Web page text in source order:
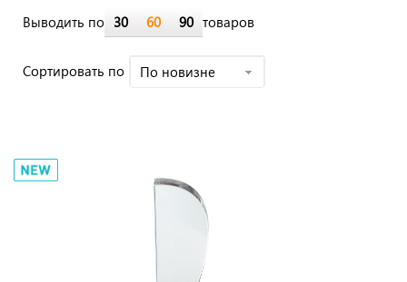
Выводить по 30 60 90 товаров
Cортировать по По новизне